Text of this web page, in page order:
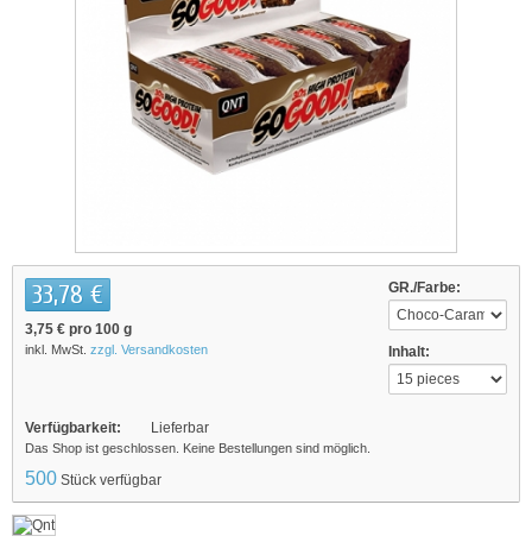
GR./Farbe:
Inhalt:
33,78 €
3,75 € pro 100 g
inkl. MwSt. zzgl. Versandkosten
Verfügbarkeit: Lieferbar
Das Shop ist geschlossen. Keine Bestellungen sind möglich.
500 Stück verfügbar